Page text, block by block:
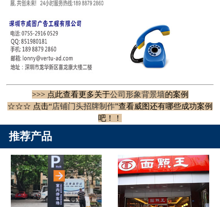
>>> 点此查看更多关于公司形象背景墙的案例
☆☆☆ 点击“店铺门头招牌制作”查看威图还有哪些成功案例
吧！！
推荐产品